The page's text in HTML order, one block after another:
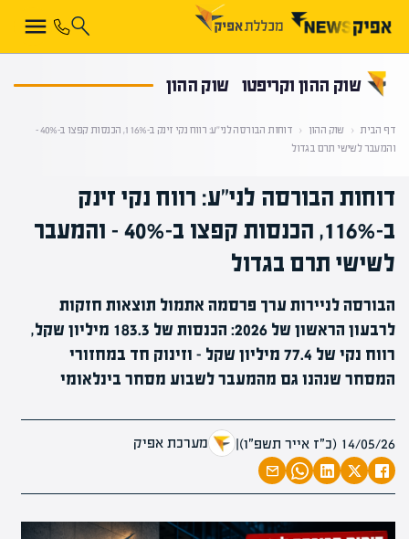
שוק ההון וקריפטו שוק ההון
דף הבית ‹ שוק ההון ‹
דוחות הבורסה לני"ע: רווח נקי זינק ב-116%, הכנסות קפצו ב-40% –
והמעבר לשישי תרם בגדול
דוחות הבורסה לני"ע: רווח נקי זינק
ב-116%, הכנסות קפצו ב-40% – והמעבר
לשישי תרם בגדול
הבורסה לניירות ערך פרסמה אתמול תוצאות חזקות
לרבעון הראשון של 2026: הכנסות של 183.3 מיליון שקל,
רווח נקי של 77.4 מיליון שקל – וזינוק חד במחזורי
המסחר שנהנו גם מהמעבר לשבוע מסחר בינלאומי
14/05/26 (כ״ז אייר תשפ״ו) | מערכת אפיק